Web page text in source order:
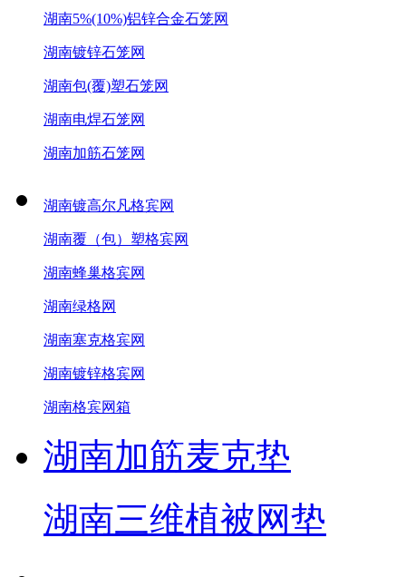
湖南5%(10%)铝锌合金石笼网
湖南镀锌石笼网
湖南包(覆)塑石笼网
湖南电焊石笼网
湖南加筋石笼网
湖南镀高尔凡格宾网
湖南覆（包）塑格宾网
湖南蜂巢格宾网
湖南绿格网
湖南塞克格宾网
湖南镀锌格宾网
湖南格宾网箱
湖南加筋麦克垫
湖南三维植被网垫